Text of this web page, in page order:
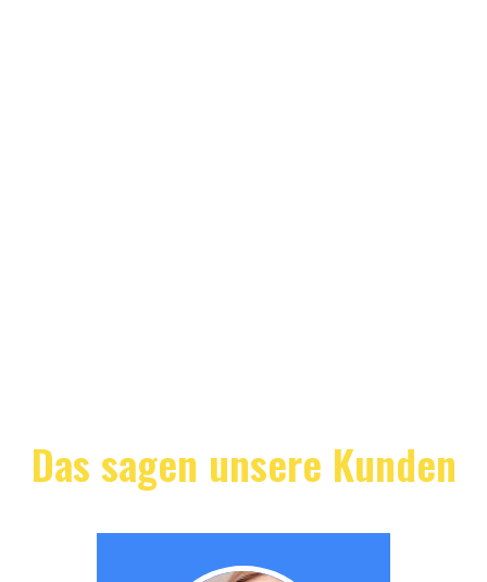
Das sagen unsere Kunden